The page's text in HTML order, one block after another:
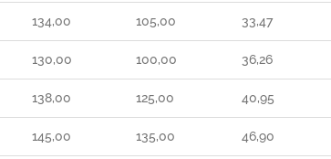
134,00 105,00 33,47
130,00 100,00 36,26
138,00 125,00 40,95
145,00 135,00 46,90